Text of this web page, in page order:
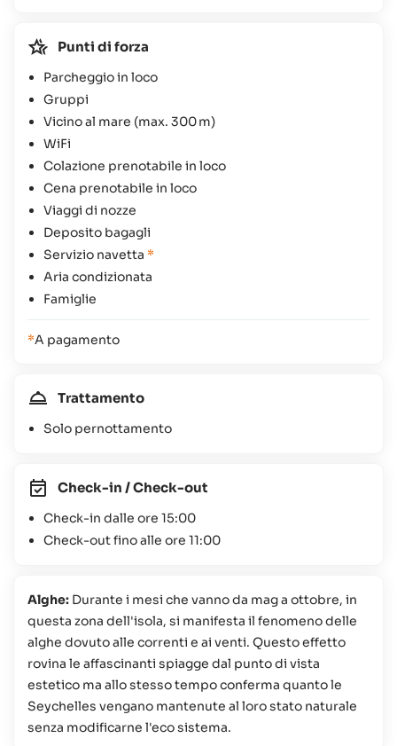
Punti di forza
Parcheggio in loco
Gruppi
Vicino al mare (max. 300 m)
WiFi
Colazione prenotabile in loco
Cena prenotabile in loco
Viaggi di nozze
Deposito bagagli
Servizio navetta *
Aria condizionata
Famiglie
*A pagamento
Trattamento
Solo pernottamento
Check-in / Check-out
Check-in dalle ore 15:00
Check-out fino alle ore 11:00
Alghe: Durante i mesi che vanno da mag a ottobre, in
questa zona dell'isola, si manifesta il fenomeno delle
alghe dovuto alle correnti e ai venti. Questo effetto
rovina le affascinanti spiagge dal punto di vista
estetico ma allo stesso tempo conferma quanto le
Seychelles vengano mantenute al loro stato naturale
senza modificarne l'eco sistema.